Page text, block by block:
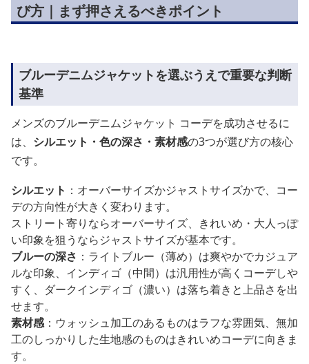
び方｜まず押さえるべきポイント
ブルーデニムジャケットを選ぶうえで重要な判断
基準
メンズのブルーデニムジャケット コーデを成功させるに
は、 シルエット・色の深さ・素材感の3つが選び方の核心
です。
シルエット ：オーバーサイズかジャストサイズかで、コー
デの方向性が大きく変わります。
ストリート寄りならオーバーサイズ、きれいめ・大人っぽ
い印象を狙うならジャストサイズが基本です。
ブルーの深さ ：ライトブルー（薄め）は爽やかでカジュア
ルな印象、インディゴ（中間）は汎用性が高くコーデしや
すく、ダークインディゴ（濃い）は落ち着きと上品さを出
せます。
素材感：ウォッシュ加工のあるものはラフな雰囲気、無加
工のしっかりした生地感のものはきれいめコーデに向きま
す。